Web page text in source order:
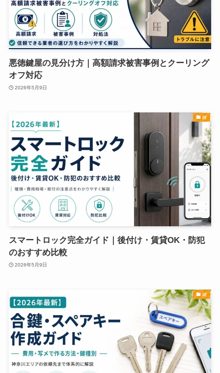
悪徳鍵屋の見分け方｜高額請求被害事例とクーリング
オフ対応
2026年5月9日
鍵
スマートロック完全ガイド｜後付け・賃貸OK・防犯
のおすすめ比較
2026年5月9日
鍵